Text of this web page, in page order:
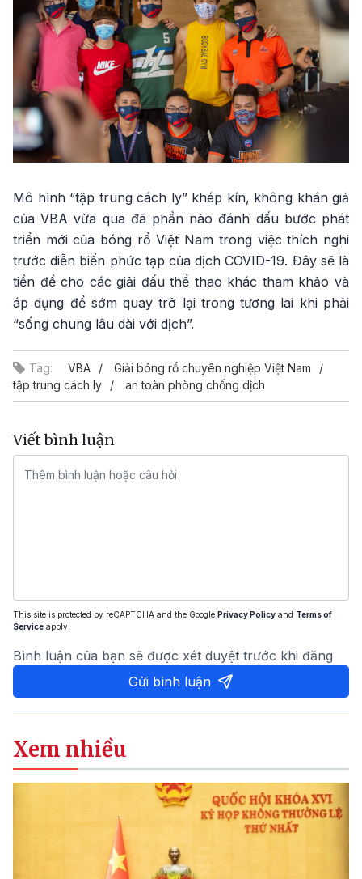
Mô hình “tập trung cách ly” khép kín, không khán giả
của VBA vừa qua đã phần nào đánh dấu bước phát
triển mới của bóng rổ Việt Nam trong việc thích nghi
trước diễn biến phức tạp của dịch COVID-19. Đây sẽ là
tiền đề cho các giải đấu thể thao khác tham khảo và
áp dụng để sớm quay trở lại trong tương lai khi phải
“sống chung lâu dài với dịch”.
Tag: VBA
Giải bóng rổ chuyên nghiệp Việt Nam
tập trung cách ly
an toàn phòng chống dịch
Viết bình luận
This site is protected by reCAPTCHA and the Google Privacy Policy and Terms of
Service apply.
Bình luận của bạn sẽ được xét duyệt trước khi đăng
Gửi bình luận
Xem nhiều